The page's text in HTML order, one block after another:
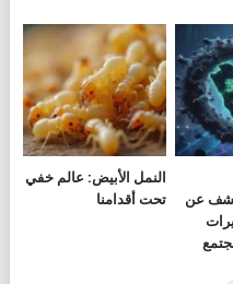
عن
النمل الأبيض: عالم خفي
تحت أقدامنا